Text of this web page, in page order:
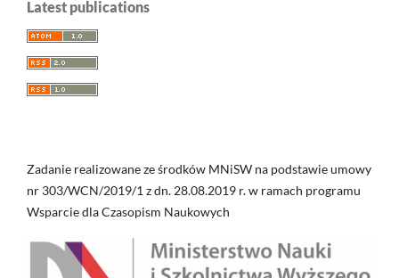
Latest publications
Zadanie realizowane ze środków MNiSW na podstawie umowy
nr 303/WCN/2019/1 z dn. 28.08.2019 r. w ramach programu
Wsparcie dla Czasopism Naukowych